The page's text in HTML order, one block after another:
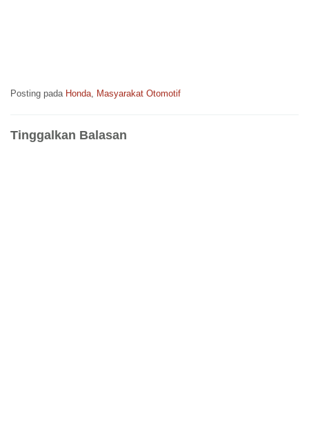
Posting pada Honda, Masyarakat Otomotif
Tinggalkan Balasan